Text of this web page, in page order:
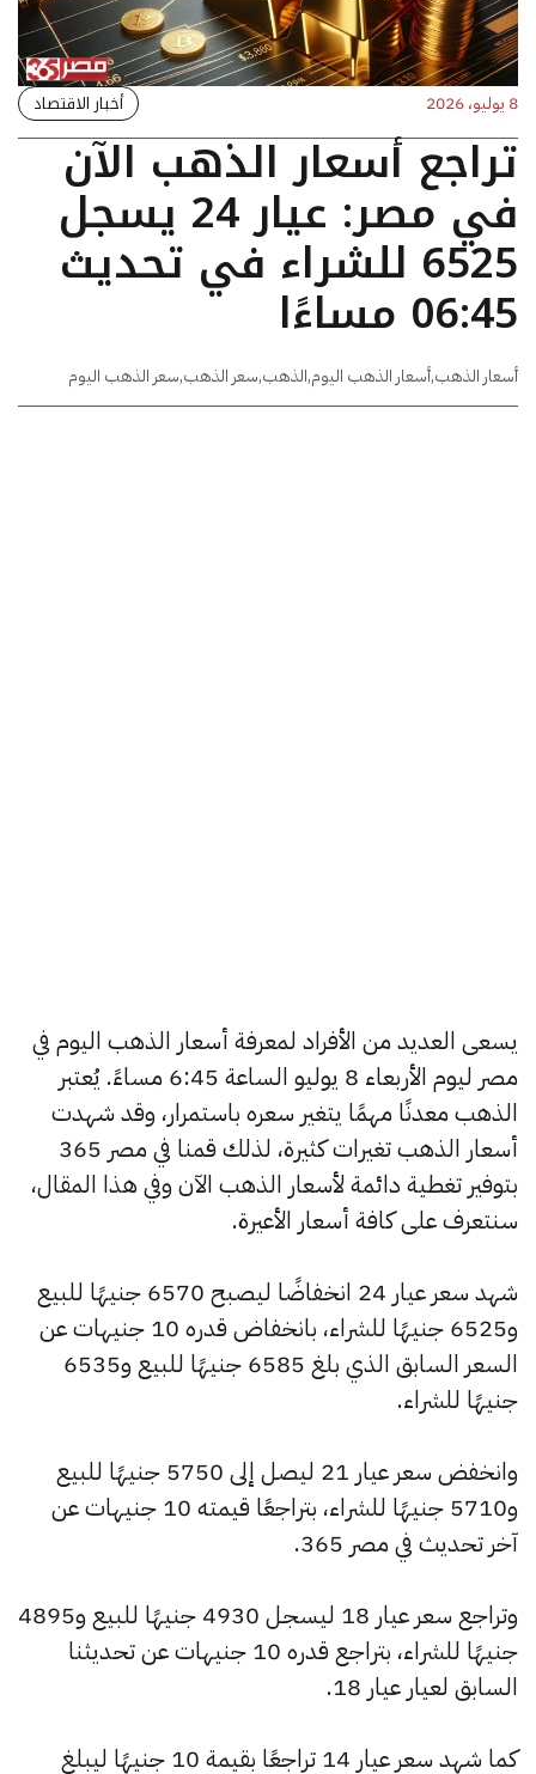
8 يوليو، 2026 أخبار الاقتصاد
تراجع أسعار الذهب الآن
في مصر: عيار 24 يسجل
6525 للشراء في تحديث
06:45 مساءًا
أسعار الذهب,أسعار الذهب اليوم,الذهب,سعر الذهب,سعر الذهب اليوم
يسعى العديد من الأفراد لمعرفة أسعار الذهب اليوم في
مصر ليوم الأربعاء 8 يوليو الساعة 6:45 مساءً. يُعتبر
الذهب معدنًا مهمًا يتغير سعره باستمرار، وقد شهدت
أسعار الذهب تغيرات كثيرة، لذلك قمنا في مصر 365
بتوفير تغطية دائمة لأسعار الذهب الآن وفي هذا المقال،
سنتعرف على كافة أسعار الأعيرة.
شهد سعر عيار 24 انخفاضًا ليصبح 6570 جنيهًا للبيع
و6525 جنيهًا للشراء، بانخفاض قدره 10 جنيهات عن
السعر السابق الذي بلغ 6585 جنيهًا للبيع و6535
جنيهًا للشراء.
وانخفض سعر عيار 21 ليصل إلى 5750 جنيهًا للبيع
و5710 جنيهًا للشراء، بتراجعًا قيمته 10 جنيهات عن
آخر تحديث في مصر 365.
وتراجع سعر عيار 18 ليسجل 4930 جنيهًا للبيع و4895
جنيهًا للشراء، بتراجع قدره 10 جنيهات عن تحديثنا
السابق لعيار عيار 18.
كما شهد سعر عيار 14 تراجعًا بقيمة 10 جنيهًا ليبلغ